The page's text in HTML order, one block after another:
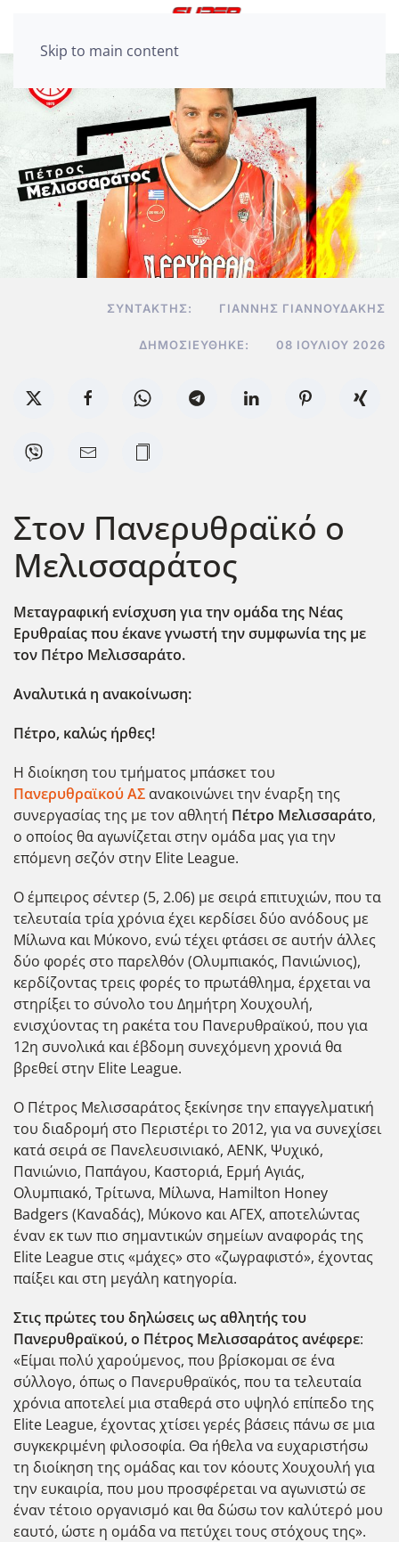
Skip to main content
ΣΥΝΤΆΚΤΗΣ: ΓΙΆΝΝΗΣ ΓΙΑΝΝΟΥΔΆΚΗΣ
ΔΗΜΟΣΙΕΎΘΗΚΕ: 08 ΙΟΥΛΊΟΥ 2026
Στον Πανερυθραϊκό ο
Μελισσαράτος
Μεταγραφική ενίσχυση για την ομάδα της Νέας
Ερυθραίας που έκανε γνωστή την συμφωνία της με
τον Πέτρο Μελισσαράτο.
Αναλυτικά η ανακοίνωση:
Πέτρο, καλώς ήρθες!
Η διοίκηση του τμήματος μπάσκετ του
Πανερυθραϊκού ΑΣ ανακοινώνει την έναρξη της
συνεργασίας της με τον αθλητή Πέτρο Μελισσαράτο,
ο οποίος θα αγωνίζεται στην ομάδα μας για την
επόμενη σεζόν στην Elite League.
Ο έμπειρος σέντερ (5, 2.06) με σειρά επιτυχιών, που τα
τελευταία τρία χρόνια έχει κερδίσει δύο ανόδους με
Μίλωνα και Μύκονο, ενώ τέχει φτάσει σε αυτήν άλλες
δύο φορές στο παρελθόν (Ολυμπιακός, Πανιώνιος),
κερδίζοντας τρεις φορές το πρωτάθλημα, έρχεται να
στηρίξει το σύνολο του Δημήτρη Χουχουλή,
ενισχύοντας τη ρακέτα του Πανερυθραϊκού, που για
12η συνολικά και έβδομη συνεχόμενη χρονιά θα
βρεθεί στην Elite League.
Ο Πέτρος Μελισσαράτος ξεκίνησε την επαγγελματική
του διαδρομή στο Περιστέρι το 2012, για να συνεχίσει
κατά σειρά σε Πανελευσινιακό, ΑΕΝΚ, Ψυχικό,
Πανιώνιο, Παπάγου, Καστοριά, Ερμή Αγιάς,
Ολυμπιακό, Τρίτωνα, Μίλωνα, Hamilton Honey
Badgers (Καναδάς), Μύκονο και ΑΓΕΧ, αποτελώντας
έναν εκ των πιο σημαντικών σημείων αναφοράς της
Elite League στις «μάχες» στο «ζωγραφιστό», έχοντας
παίξει και στη μεγάλη κατηγορία.
Στις πρώτες του δηλώσεις ως αθλητής του
Πανερυθραϊκού, ο Πέτρος Μελισσαράτος ανέφερε:
«Είμαι πολύ χαρούμενος, που βρίσκομαι σε ένα
σύλλογο, όπως ο Πανερυθραϊκός, που τα τελευταία
χρόνια αποτελεί μια σταθερά στο υψηλό επίπεδο της
Elite League, έχοντας χτίσει γερές βάσεις πάνω σε μια
συγκεκριμένη φιλοσοφία. Θα ήθελα να ευχαριστήσω
τη διοίκηση της ομάδας και τον κόουτς Χουχουλή για
την ευκαιρία, που μου προσφέρεται να αγωνιστώ σε
έναν τέτοιο οργανισμό και θα δώσω τον καλύτερό μου
εαυτό, ώστε η ομάδα να πετύχει τους στόχους της».